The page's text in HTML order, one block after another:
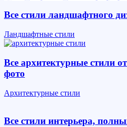
Все стили ландшафтного
Ландшафтные стили
Все архитектурные стили
фото
Архитектурные стили
Все стили интерьера,